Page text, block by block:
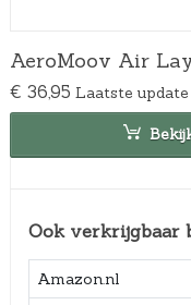
AeroMoov Air
€ 36,95 Laatste
Ook verkrijgbaar
Amazon.nl